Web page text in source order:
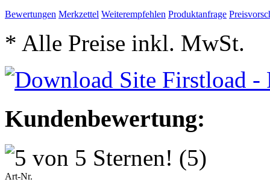
Bewertungen Merkzettel Weiterempfehlen Produktanfrage
* Alle Preise inkl. MwSt.
Kundenbewertung:
(5)
Art-Nr.